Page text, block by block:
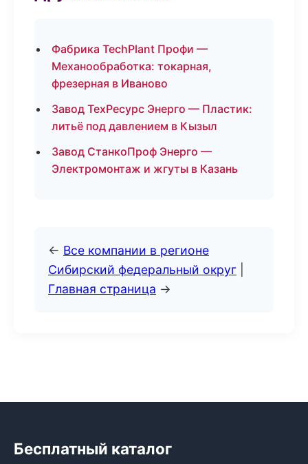
Фабрика TechPlant Профи —
Механообработка: токарная,
фрезерная в Иваново
Завод ТехРесурс Энерго — Пластик:
литьё под давлением в Кызыл
Завод СтанкоПроф Энерго —
Электромонтаж и жгуты в Казань
← Все компании в регионе
Сибирский федеральный округ
Главная страница →
Бесплатный каталог